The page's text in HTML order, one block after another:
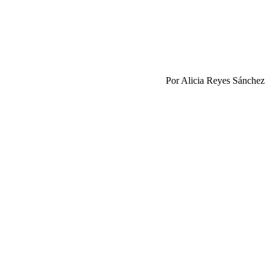
Por Alicia Reyes Sánchez